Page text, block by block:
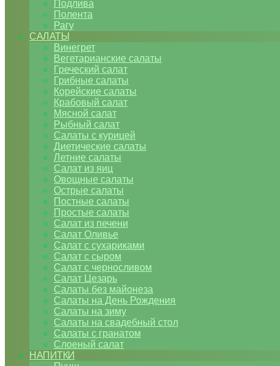
Подлива
Полента
Рагу
САЛАТЫ
Винегрет
Вегетарианские салаты
Греческий салат
Грибные салаты
Корейские салаты
Крабовый салат
Мясной салат
Рыбный салат
Салаты с курицей
Диетические салаты
Летние салаты
Салат из яиц
Овощные салаты
Острые салаты
Постные салаты
Простые салаты
Салат из печени
Салат Оливье
Салат с сухариками
Салат с сыром
Салат с черносливом
Салат Цезарь
Салаты без майонеза
Салаты на День Рождения
Салаты на зиму
Салаты на свадебный стол
Салаты с гранатом
Слоеный салат
НАПИТКИ